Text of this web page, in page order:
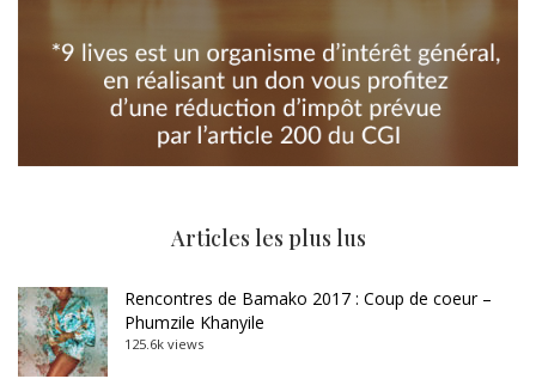
Articles les plus lus
Rencontres de Bamako 2017 : Coup de coeur –
Phumzile Khanyile
125.6k views